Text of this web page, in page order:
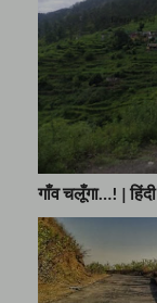
गाँव चलूँगा…! |